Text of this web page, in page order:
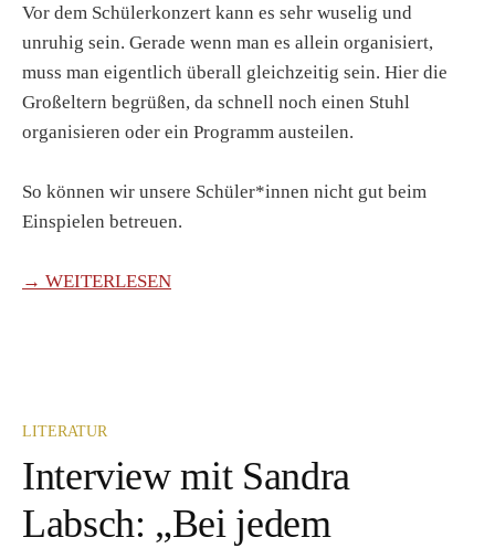
Vor dem Schülerkonzert kann es sehr wuselig und
unruhig sein. Gerade wenn man es allein organisiert,
muss man eigentlich überall gleichzeitig sein. Hier die
Großeltern begrüßen, da schnell noch einen Stuhl
organisieren oder ein Programm austeilen.
So können wir unsere Schüler*innen nicht gut beim
Einspielen betreuen.
→ WEITERLESEN
LITERATUR
Interview mit Sandra
Labsch: „Bei jedem